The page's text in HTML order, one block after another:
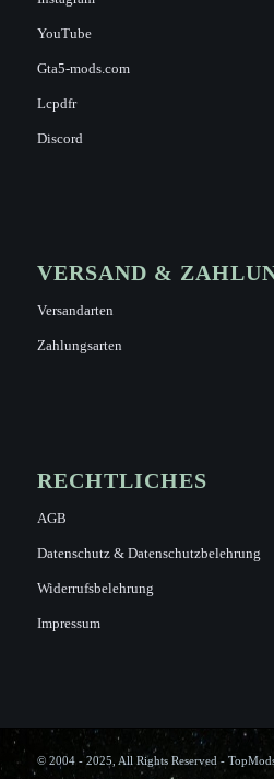
YouTube
Gta5-mods.com
Lcpdfr
Discord
VERSAND &
Versandarten
Zahlungsarten
RECHTLICHES
AGB
Datenschutz & Datenschutzbelehrung
Widerrufsbelehrung
Impressum
© 2004 - 2025, All Rights Reserved -